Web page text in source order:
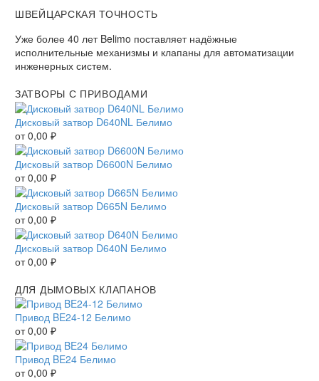
ШВЕЙЦАРСКАЯ ТОЧНОСТЬ
Уже более 40 лет Belimo поставляет надёжные
исполнительные механизмы и клапаны для автоматизации
инженерных систем.
ЗАТВОРЫ С ПРИВОДАМИ
Дисковый затвор D640NL Белимо
от0,00 ₽
Дисковый затвор D6600N Белимо
от0,00 ₽
Дисковый затвор D665N Белимо
от0,00 ₽
Дисковый затвор D640N Белимо
от0,00 ₽
ДЛЯ ДЫМОВЫХ КЛАПАНОВ
Привод BE24-12 Белимо
от0,00 ₽
Привод BE24 Белимо
от0,00 ₽